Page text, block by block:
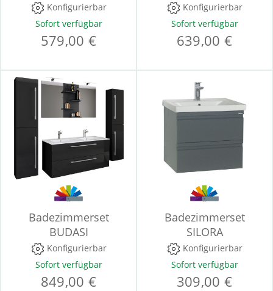
Konfigurierbar
Sofort verfügbar
579,00 €
Konfigurierbar
Sofort verfügbar
639,00 €
Badezimmerset
BUDASI
Konfigurierbar
Sofort verfügbar
849,00 €
Badezimmerset
SILORA
Konfigurierbar
Sofort verfügbar
309,00 €